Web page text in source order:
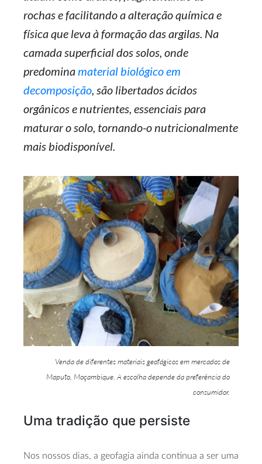
rochas e facilitando a alteração química e
física que leva à formação das argilas. Na
camada superficial dos solos, onde
predominamaterial biológico em
decomposição, são libertados ácidos
orgânicos e nutrientes, essenciais para
maturar o solo, tornando-o nutricionalmente
mais biodisponível.
Venda de diferentes materiais geofágicos em mercados de
Maputo, Moçambique. A escolha depende da preferência do
consumidor.
Uma tradição que persiste
Nos nossos dias, a geofagia ainda continua a ser uma